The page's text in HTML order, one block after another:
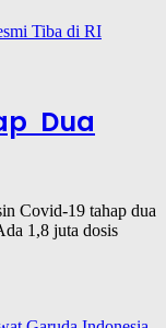
Dua
Covid-19 tahap dua
1,8 juta dosis